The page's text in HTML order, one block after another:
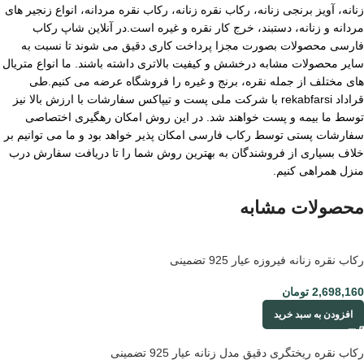
زنانه، آویز برنجی زنانه، رکاب نقره زنانه، رکاب نقره مردانه، انواع زنجیر های
مردانه و زنانه، دستبند، خرج کار نقره و غیره است.در آنلاین شاپ رکاب
فارسی محصولات بصورت مجزا پرداخت کاری دقیق می شوند تا نسبت به
سایر محصولات مشابه درخشش و کیفیت بالاتری داشته باشند. ما انواع متریال
های مختلف از جمله نقره، برنج و غیره را فروشگاه عرضه می کنیم.طی
قراداد rekabfarsi با شرکت ملی پست و تیپاکس سفارشات با ارزش بالا نیز
توسط ما بیمه و پست خواهند شد. در این روش امکان رهگیری اختصاصی
سفارشات پستی توسط رکاب فارسی امکان پذیر خواهد بود و ما می توانیم بر
خلاف بسیاری از فروشندگان به بهترین روش شما را تا دریافت سفارش درب
منزل همراهی کنیم.
محصولات مشابه
رکاب نقره زنانه فیروزه عیار 925 تضمینی
2,698,160 تومان
افزودن به سبد خرید
رکاب نقره ریختگری دقیق مدل زنانه عیار 925 تضمینی